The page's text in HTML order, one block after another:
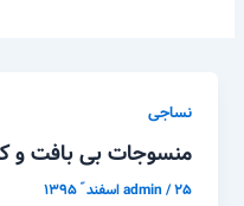
نساجی
منسوجات بی بافت و
admin/۲۵ اسفند ّ ۱۳۹۵